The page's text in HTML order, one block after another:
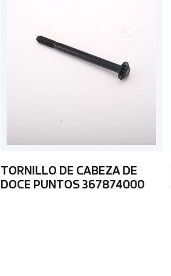
TORNILLO DE CABEZA DE
DOCE PUNTOS 367874000